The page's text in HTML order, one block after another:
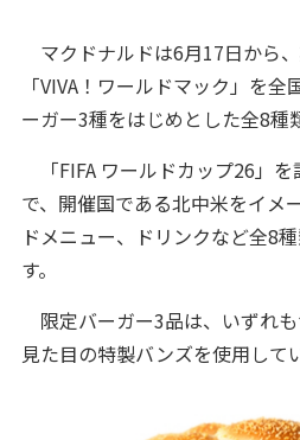
マクドナルドは6月17日から
「VIVA！ワールドマック」を
ーガー3種をはじめとした全8種
「FIFA ワールドカップ26」
で、開催国である北中米をイメ
ドメニュー、ドリンクなど全8
す。
限定バーガー3品は、いずれ
見た目の特製バンズを使用して